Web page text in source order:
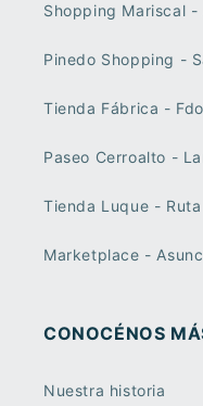
Shopping Mariscal -
Pinedo Shopping -
Tienda Fábrica -
Paseo Cerroalto -
Tienda Luque -
Marketplace -
CONOCÉNOS
Nuestra historia